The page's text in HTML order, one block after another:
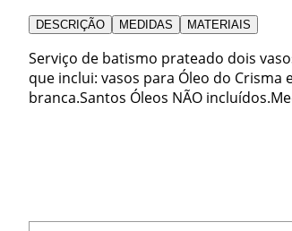
DESCRIÇÃO MEDIDAS MATERIAIS
Serviço de batismo prateado dois
que inclui: vasos para Óleo do Crisma
branca.Santos Óleos NÃO